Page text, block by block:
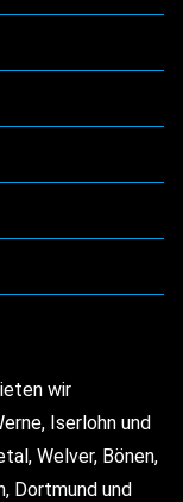
wir
Iserlohn und
Welver, Bönen,
Dortmund und